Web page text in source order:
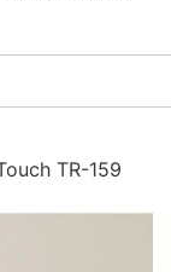
TR-159